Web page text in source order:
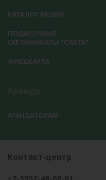
КАТАЛОГ АКЦИЙ
ПОДАРОЧНЫЕ
СЕРТИФИКАТЫ "СЛАТА"
ФРЕШКАРТА
АРЕНДАТОРАМ
Контакт-центр
+7-3952-48-08-01